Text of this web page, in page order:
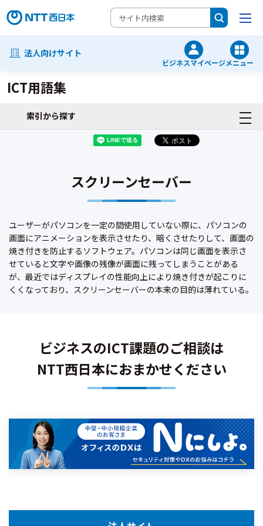
法人向けサイト
ビジネスマイページメニュー
ICT用語集
索引から探す
スクリーンセーバー
ユーザーがパソコンを一定の間使用していない際に、パソコンの
画面にアニメーションを表示させたり、暗くさせたりして、画面の
焼き付きを防止するソフトウェア。パソコンは同じ画面を表示さ
せていると文字や画像の残像が画面に残ってしまうことがある
が、最近ではディスプレイの性能向上により焼き付きが起こりに
くくなっており、スクリーンセーバーの本来の目的は薄れている。
ビジネスのICT課題のご相談は
NTT西日本におまかせください